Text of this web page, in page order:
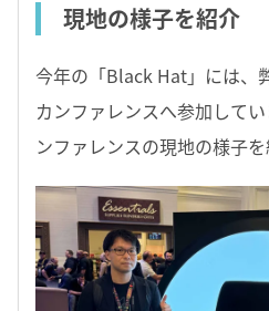
現地の様子を紹介
今年の「Black Hat」には、
カンファレンスへ参加して
ンファレンスの現地の様子を